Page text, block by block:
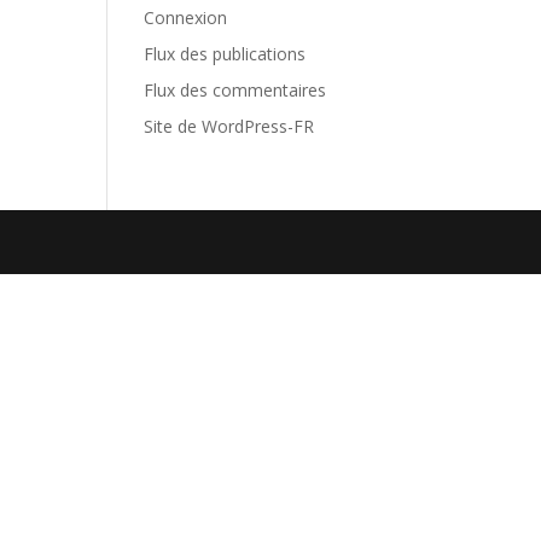
Connexion
Flux des publications
Flux des commentaires
Site de WordPress-FR